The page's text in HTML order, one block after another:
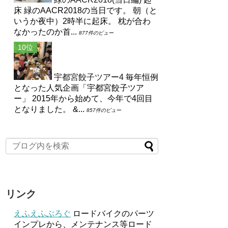
床 緑のAACR2018の当日です。 朝（と
いうか夜中）2時半に起床。 枕が合わ
なかったのか首... 877件のビュー
宇都宮餃子ツアー4 毎年恒例
となった人気企画「宇都宮餃子ツア
ー」 2015年から始めて、今年で4回目
となりました。 &... 857件のビュー
リンク
えふえふぶろぐ ロードバイクのパーツ
インプレから、メンテナンス等ロード